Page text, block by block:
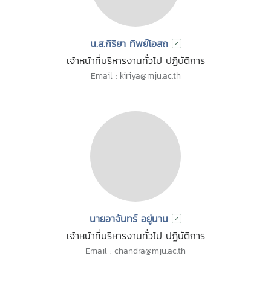
น.ส.กิริยา ทิพย์โอสถ
เจ้าหน้าที่บริหารงานทั่วไป ปฏิบัติการ
Email : kiriya@mju.ac.th
นายอาจันทร์ อยู่นาน
เจ้าหน้าที่บริหารงานทั่วไป ปฏิบัติการ
Email : chandra@mju.ac.th